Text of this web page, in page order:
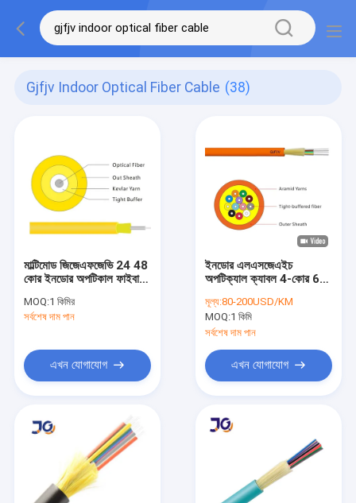
Gjfjv Indoor Optical Fiber Cable (38)
মাল্টিমোড জিজেএফজেভি 24 48
কোর ইনডোর অপটিকাল ফাইবার
MOQ:1 কিমির
সর্বশেষ দাম পান
এখন যোগাযোগ
ইনডোর এলএসজেএইচ
অপটিক্যাল ক্যাবল 4-কোর 6-
কোর 48-কোর একক মোড
অপটিক্যাল ফাইবার ক্যাবল
জিজেএফজেভি
মূল্য:80-200USD/KM
MOQ:1 কিমি
সর্বশেষ দাম পান
এখন যোগাযোগ